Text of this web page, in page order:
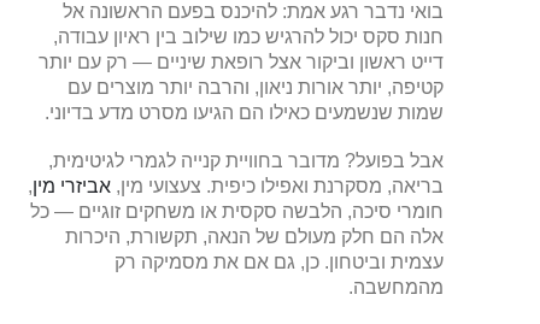
בואי נדבר רגע אמת: להיכנס בפעם הראשונה אל
חנות סקס יכול להרגיש כמו שילוב בין ראיון עבודה,
דייט ראשון וביקור אצל רופאת שיניים — רק עם יותר
קטיפה, יותר אורות ניאון, והרבה יותר מוצרים עם
שמות שנשמעים כאילו הם הגיעו מסרט מדע בדיוני.
אבל בפועל? מדובר בחוויית קנייה לגמרי לגיטימית,
בריאה, מסקרנת ואפילו כיפית. צעצועי מין, אביזרי מין,
חומרי סיכה, הלבשה סקסית או משחקים זוגיים — כל
אלה הם חלק מעולם של הנאה, תקשורת, היכרות
עצמית וביטחון. כן, גם אם את מסמיקה רק
מהמחשבה.